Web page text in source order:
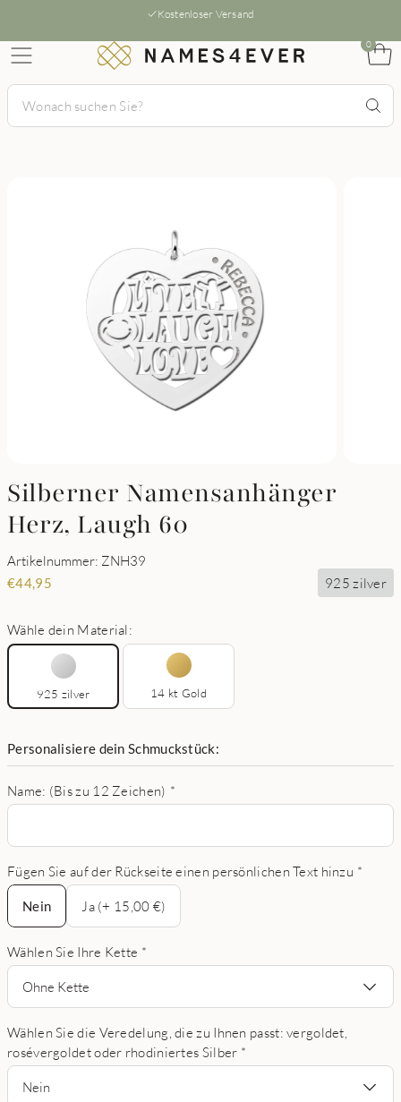
Kostenloser Versand
0
Silberner Namensanhänger
Herz, Laugh 60
Artikelnummer: ZNH39
€44,95 925 zilver
Wähle dein Material:
925 zilver 14 kt Gold
Personalisiere dein Schmuckstück:
Name: (Bis zu 12 Zeichen) *
Fügen Sie auf der Rückseite einen persönlichen Text hinzu *
Nein
Nein
Ja (+ 15,00 €)
Wählen Sie Ihre Kette *
Ohne Kette
Wählen Sie die Veredelung, die zu Ihnen passt: vergoldet,
rosévergoldet oder rhodiniertes Silber *
Nein